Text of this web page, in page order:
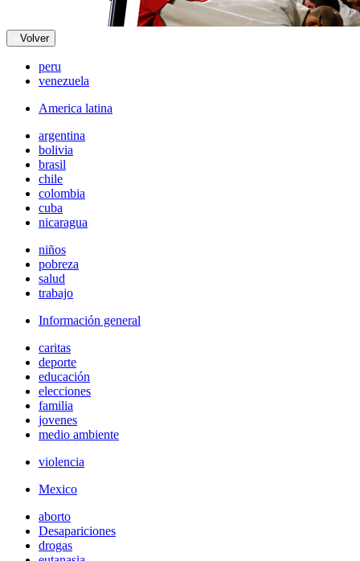
Volver
peru
venezuela
America latina
argentina
bolivia
brasil
chile
colombia
cuba
nicaragua
niños
pobreza
salud
trabajo
Información general
caritas
deporte
educación
elecciones
familia
jovenes
medio ambiente
violencia
Mexico
aborto
Desapariciones
drogas